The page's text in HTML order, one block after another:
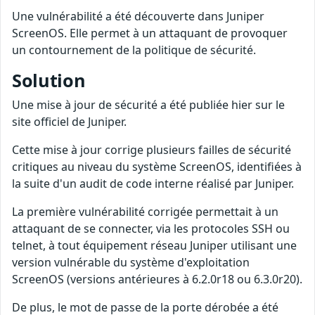
Une vulnérabilité a été découverte dans Juniper
ScreenOS. Elle permet à un attaquant de provoquer
un contournement de la politique de sécurité.
Solution
Une mise à jour de sécurité a été publiée hier sur le
site officiel de Juniper.
Cette mise à jour corrige plusieurs failles de sécurité
critiques au niveau du système ScreenOS, identifiées à
la suite d'un audit de code interne réalisé par Juniper.
La première vulnérabilité corrigée permettait à un
attaquant de se connecter, via les protocoles SSH ou
telnet, à tout équipement réseau Juniper utilisant une
version vulnérable du système d'exploitation
ScreenOS (versions antérieures à 6.2.0r18 ou 6.3.0r20).
De plus, le mot de passe de la porte dérobée a été